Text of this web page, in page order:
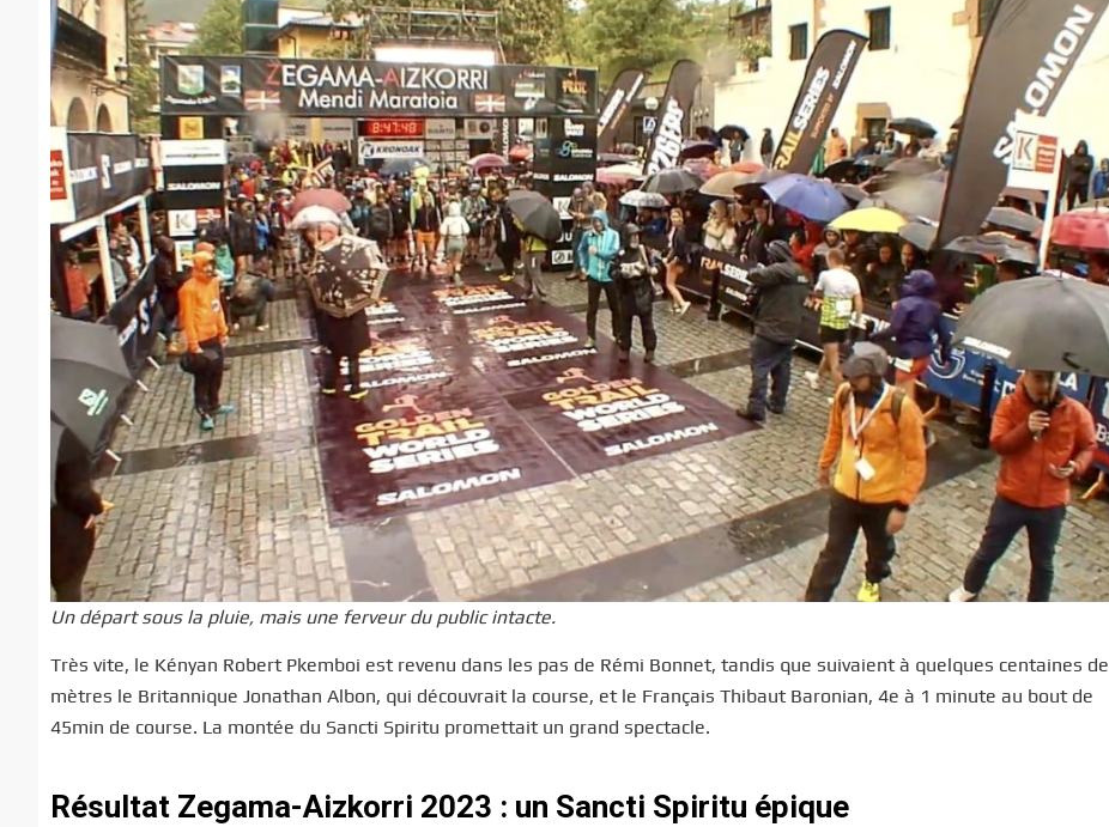
Un départ sous la pluie, mais une ferveur du public intacte.
Très vite, le Kényan Robert Pkemboi est revenu dans les pas de Rémi Bonnet, tandis que suivaient à quelques centaines de
mètres le Britannique Jonathan Albon, qui découvrait la course, et le Français Thibaut Baronian, 4e à 1 minute au bout de
45min de course. La montée du Sancti Spiritu promettait un grand spectacle.
Résultat Zegama-Aizkorri 2023 : un Sancti Spiritu épique